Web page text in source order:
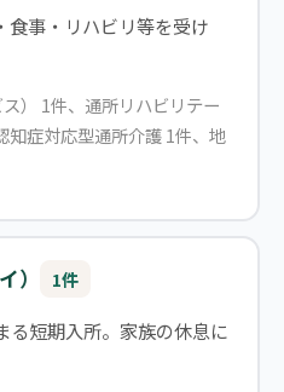
食事・リハビリ等を受け
） 1件、通所リハビリテー
知症対応型通所介護 1件、地
） 1件
る短期入所。家族の休息に